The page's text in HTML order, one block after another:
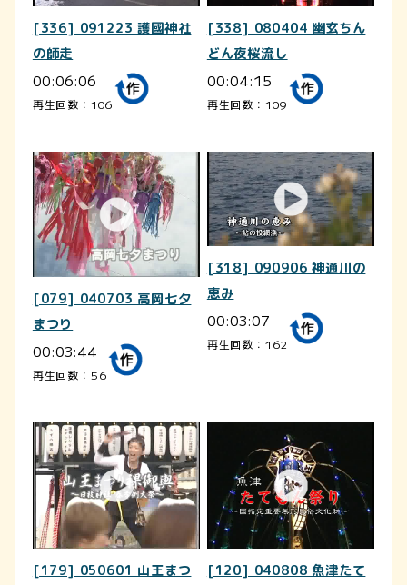
[336] 091223 護國神社
の師走
00:06:06
再生回数：106
[338] 080404 幽玄ちん
どん夜桜流し
00:04:15
再生回数：109
[079] 040703 高岡七夕
まつり
00:03:44
再生回数：56
[318] 090906 神通川の
恵み
00:03:07
再生回数：162
[179] 050601 山王まつ
[120] 040808 魚津たて